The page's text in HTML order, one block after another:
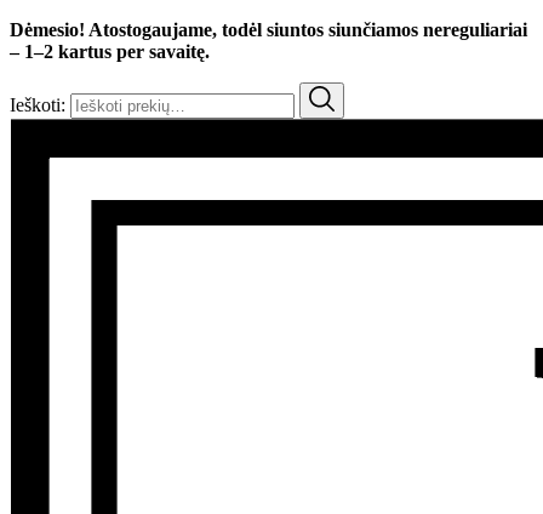
Dėmesio! Atostogaujame, todėl siuntos siunčiamos nereguliariai
– 1–2 kartus per savaitę.
Ieškoti: